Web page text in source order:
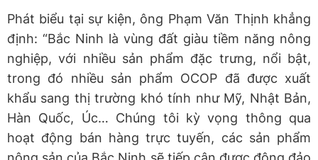
Phát biểu tại sự kiện, ông Phạm Văn Thịnh khẳng
định: “Bắc Ninh là vùng đất giàu tiềm năng nông
nghiệp, với nhiều sản phẩm đặc trưng, nổi bật,
trong đó nhiều sản phẩm OCOP đã được xuất
khẩu sang thị trường khó tính như Mỹ, Nhật Bản,
Hàn Quốc, Úc… Chúng tôi kỳ vọng thông qua
hoạt động bán hàng trực tuyến, các sản phẩm